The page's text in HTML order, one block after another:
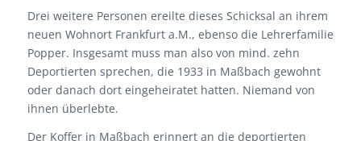
Drei weitere Personen ereilte dieses Schicksal an ihrem
neuen Wohnort Frankfurt a.M., ebenso die Lehrerfamilie
Popper. Insgesamt muss man also von mind. zehn
Deportierten sprechen, die 1933 in Maßbach gewohnt
oder danach dort eingeheiratet hatten. Niemand von
ihnen überlebte.
Der Koffer in Maßbach erinnert an die deportierten